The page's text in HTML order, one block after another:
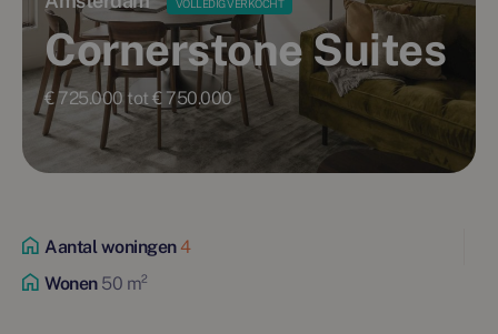
VOLLEDIG VERKOCHT
Cornerstone Suites
€ 725.000 tot € 750.000
Aantal woningen4
Wonen50 m²